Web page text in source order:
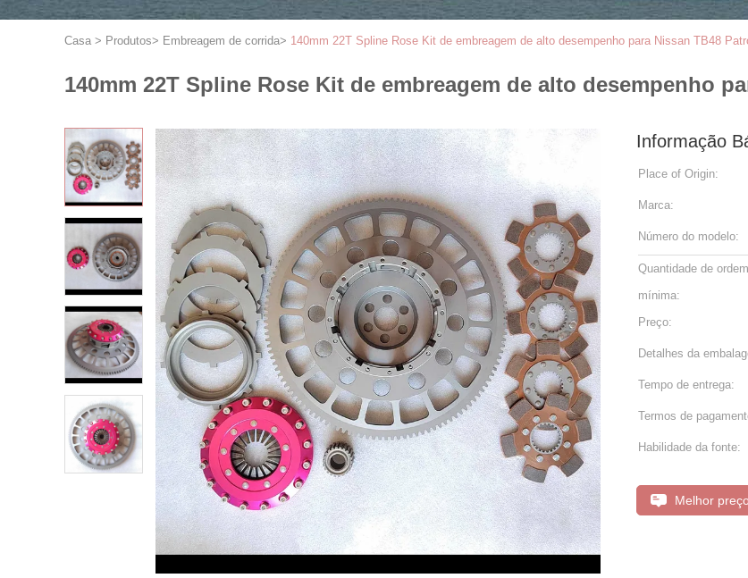
Casa > Produtos> Embreagem de corrida> 140mm 22T Spline Rose Kit de embreagem de alto desempenho para Nissan TB48
140mm 22T Spline Rose Kit de embreagem de alto desempenho
Informação
Place of Origin:
Marca:
Número do modelo:
Quantidade de ordem
mínima:
Preço:
Detalhes da
Tempo de entrega:
Termos de
Habilidade da fonte:
Melhor preço